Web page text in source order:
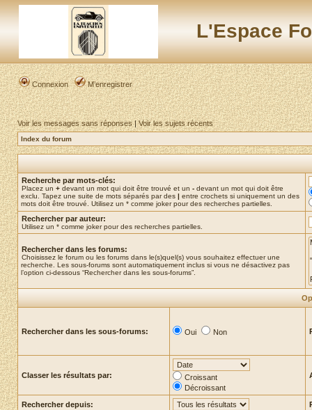
L'Espace
Connexion M’enregistrer
Voir les messages sans réponses|Voir les sujets récents
Index du forum
Recherche par mots-clés:
Placez un + devant un mot qui doit être trouvé et un - devant un mot qui doit être
exclu. Tapez une suite de mots séparés par des | entre crochets si uniquement un des
mots doit être trouvé. Utilisez un * comme joker pour des recherches partielles.
Rechercher par auteur:
Utilisez un * comme joker pour des recherches partielles.
Rechercher dans les forums:
Choisissez le forum ou les forums dans le(s)quel(s) vous souhaitez effectuer une
recherche. Les sous-forums sont automatiquement inclus si vous ne désactivez pas
l’option ci-dessous “Rechercher dans les sous-forums”.
Rechercher dans les sous-forums: Oui Non
Classer les résultats par:
Croissant
Décroissant
Rechercher depuis: